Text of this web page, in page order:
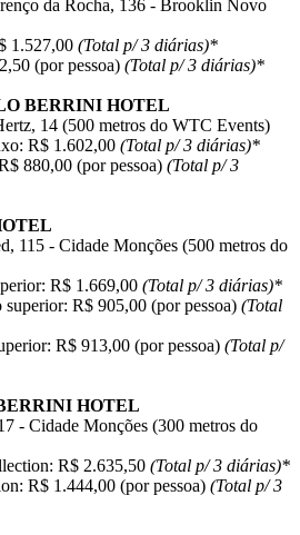
da Rocha, 136 - Brooklin Novo
1.527,00 (Total p/ 3 diárias)*
(por pessoa) (Total p/ 3 diárias)*
BERRINI HOTEL
14 (500 metros do WTC Events)
R$ 1.602,00 (Total p/ 3 diárias)*
880,00 (por pessoa) (Total p/ 3
115 - Cidade Monções (500 metros do
R$ 1.669,00 (Total p/ 3 diárias)*
R$ 905,00 (por pessoa) (Total
R$ 913,00 (por pessoa) (Total p/
HOTEL
- Cidade Monções (300 metros do
R$ 2.635,50 (Total p/ 3 diárias)*
R$ 1.444,00 (por pessoa) (Total p/ 3